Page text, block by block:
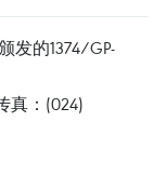
发的1374/GP-
真：(024)